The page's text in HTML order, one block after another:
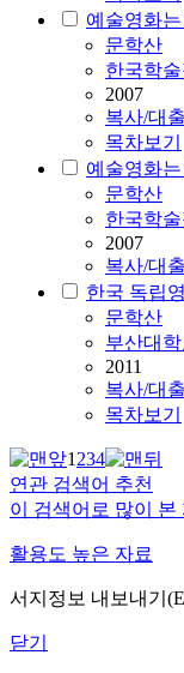
예술영화
문학산
한국학
2007
복사/대
목차보기
예술영화
문학산
한국학
2007
복사/대
한국 독립
문학산
부산대
2011
복사/대
목차보기
1234
연관 검색어 추천
이 검색어로 많이 본
활용도 높은 자료
서지정보 내보내기
닫기